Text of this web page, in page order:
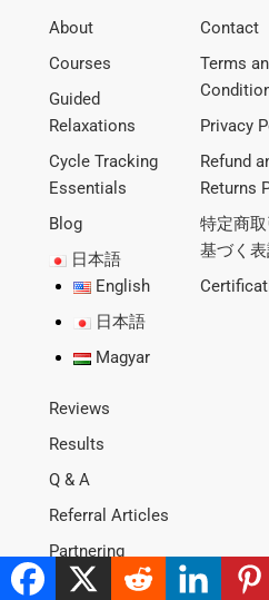
About
Courses
Guided
Relaxations
Cycle Tracking
Essentials
Blog
日本語
English
日本語
Magyar
Contact
Terms
Privacy
Refund
Returns
特定商
基づく
Reviews
Results
Q & A
Referral Articles
Partnering
Acknowledgement